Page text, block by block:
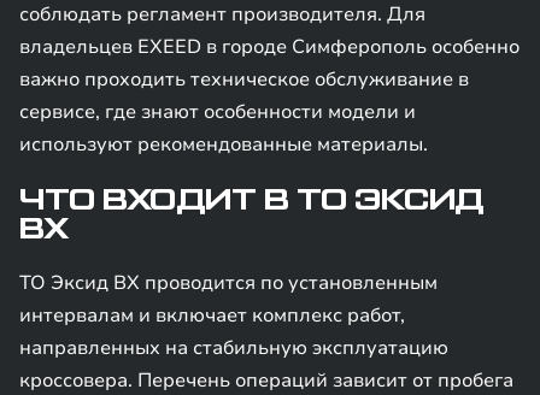
соблюдать регламент производителя. Для
владельцев EXEED в городе Симферополь особенно
важно проходить техническое обслуживание в
сервисе, где знают особенности модели и
используют рекомендованные материалы.
ЧТО ВХОДИТ В ТО ЭКСИД
ВХ
ТО Эксид ВХ проводится по установленным
интервалам и включает комплекс работ,
направленных на стабильную эксплуатацию
кроссовера. Перечень операций зависит от пробега